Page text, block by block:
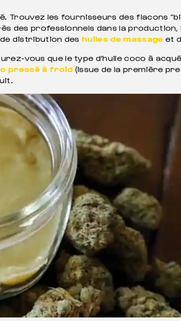
Trouvez les fournisseurs des flacons
des professionnels dans la
distribution des huiles de massage et
vous que le type d’huile coco à
pressé à froid (issue de la première